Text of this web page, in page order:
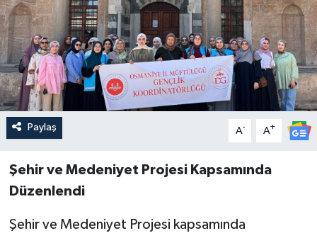
Paylaş A- A+
Şehir ve Medeniyet Projesi Kapsamında
Düzenlendi
Şehir ve Medeniyet Projesi kapsamında